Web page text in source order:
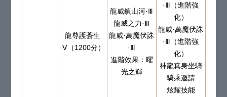
龍尊護蒼生
·Ⅴ（1200分）
龍威鎮山河·Ⅲ
龍威之力·Ⅲ
龍威·萬魔伏誅
·Ⅲ
進階效果：曜
光之輝
·Ⅲ（進階強
化）
龍威·萬魔伏誅
·Ⅲ（進階強
化）
神龍真身坐騎
騎乘邀請
炫耀技能